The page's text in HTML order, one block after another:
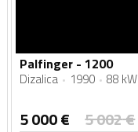
Palfinger - 1200
Dizalica 1990 88 kW
5 000€ 5 002€